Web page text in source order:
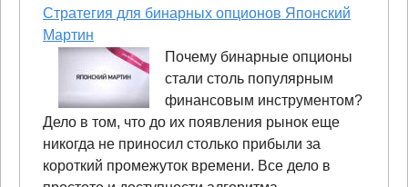
Стратегия для бинарных опционов Японский
Мартин
Почему бинарные опционы
стали столь популярным
финансовым инструментом?
Дело в том, что до их появления рынок еще
никогда не приносил столько прибыли за
короткий промежуток времени. Все дело в